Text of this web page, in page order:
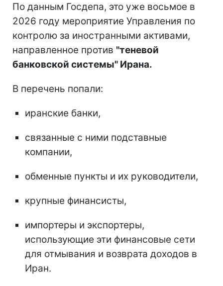
По данным Госдепа, это уже восьмое в
2026 году мероприятие Управления по
контролю за иностранными активами,
направленное против "теневой
банковской системы" Ирана.
В перечень попали:
иранские банки,
связанные с ними подставные
компании,
обменные пункты и их руководители,
крупные финансисты,
импортеры и экспортеры,
использующие эти финансовые сети
для отмывания и возврата доходов в
Иран.